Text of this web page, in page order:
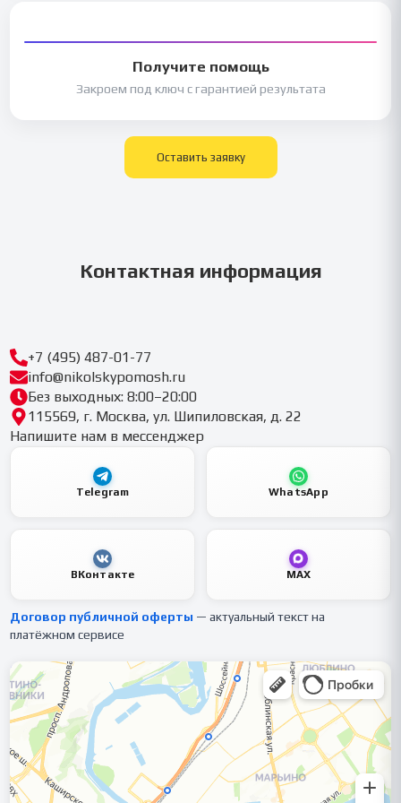
Получите помощь
Закроем под ключ с гарантией результата
Оставить заявку
Контактная информация
+7 (495) 487-01-77
info@nikolskypomosh.ru
Без выходных: 8:00–20:00
115569, г. Москва, ул. Шипиловская, д. 22
Напишите нам в мессенджер
Telegram WhatsApp
ВКонтакте MAX
Договор публичной оферты — актуальный текст на
платёжном сервисе